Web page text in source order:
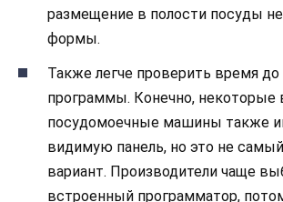
размещение в полости посуды
формы.
Также легче проверить время до
программы. Конечно, некоторые
посудомоечные машины также
видимую панель, но это не
вариант. Производители чаще
встроенный программатор,